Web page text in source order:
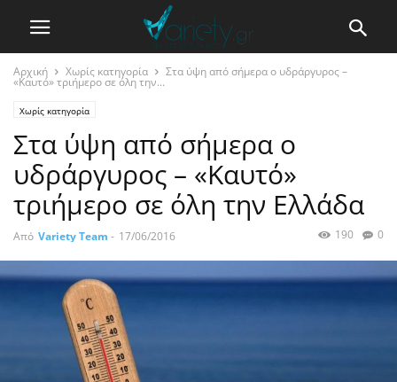
Αρχική Χωρίς κατηγορία Στα ύψη από σήμερα ο υδράργυρος –
«Καυτό» τριήμερο σε όλη την...
Χωρίς κατηγορία
Στα ύψη από σήμερα ο
υδράργυρος – «Καυτό»
τριήμερο σε όλη την Ελλάδα
Από Variety Team - 17/06/2016 0
190